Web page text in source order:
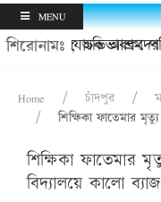
MENU
শিরোনামঃ
থানায়; অভিভাবকদের
চাঁদপুর অযাচক আশ্রম
Home চাঁদপুর
শিক্ষিকা ফাতেমার
শিক্ষিকা ফাতেমার
বিদ্যালয়ে কালো ব্যাজ